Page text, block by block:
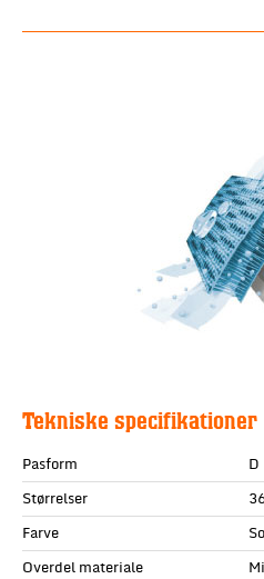
Tekniske specifikationer
Pasform
D
Størrelser
Farve
Overdel materiale